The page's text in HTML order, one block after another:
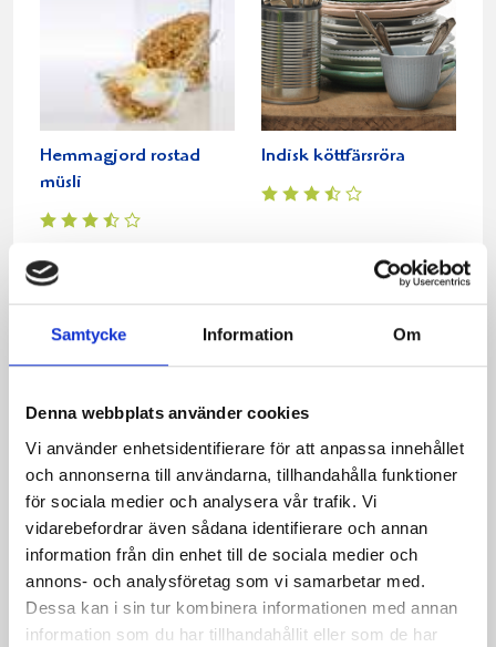
Samtycke Information Om
Denna webbplats använder cookies
Vi använder enhetsidentifierare för att anpassa innehållet
och annonserna till användarna, tillhandahålla funktioner
för sociala medier och analysera vår trafik. Vi
vidarebefordrar även sådana identifierare och annan
information från din enhet till de sociala medier och
annons- och analysföretag som vi samarbetar med.
Dessa kan i sin tur kombinera informationen med annan
information som du har tillhandahållit eller som de har
Hemmagjord rostad
müsli
Indisk köttfärsröra
cupcakes
Relaterade recept:
banan chips